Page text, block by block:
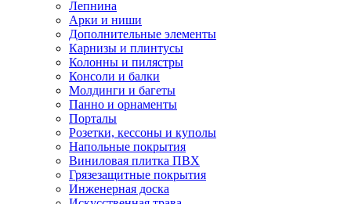
Лепнина
Арки и ниши
Дополнительные элементы
Карнизы и плинтусы
Колонны и пилястры
Консоли и балки
Молдинги и багеты
Панно и орнаменты
Порталы
Розетки, кессоны и куполы
Напольные покрытия
Виниловая плитка ПВХ
Грязезащитные покрытия
Инженерная доска